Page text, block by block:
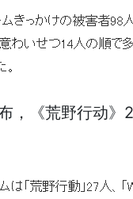
，《荒野行动